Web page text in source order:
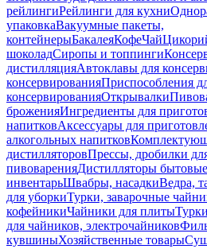
рейлингиРейлинги для кухни
упаковкаВакуумные пакеты,
контейнерыБакалеяКофеЧай
шоколадСиропы и топпинги
дистилляцияАвтоклавы для
консервированияПриспособления
консервированияОткрывалки
броженияИнгредиенты для
напитковАксессуары для
алкогольных напитков
дистилляторовПрессы, дробилки
пивоваренияДистилляторы бытовые
инвентарьШвабры, насадкиВедра,
для уборкиТурки, заварочные
кофейникиЧайники для плиты
для чайников, электрочайников
кувшиныХозяйственные товары